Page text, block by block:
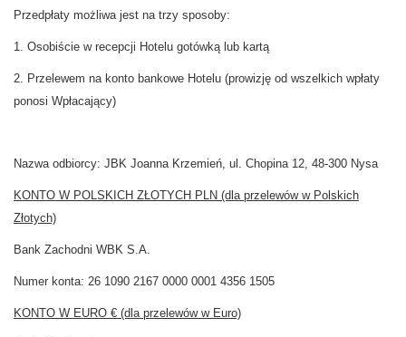
Przedpłaty możliwa jest na trzy sposoby:
1. Osobiście w recepcji Hotelu gotówką lub kartą
2. Przelewem na konto bankowe Hotelu (prowizję od wszelkich wpłaty
ponosi Wpłacający)
Nazwa odbiorcy: JBK Joanna Krzemień, ul. Chopina 12, 48-300 Nysa
KONTO W POLSKICH ZŁOTYCH PLN (dla przelewów w Polskich
Złotych)
Bank Zachodni WBK S.A.
Numer konta: 26 1090 2167 0000 0001 4356 1505
KONTO W EURO € (dla przelewów w Euro)